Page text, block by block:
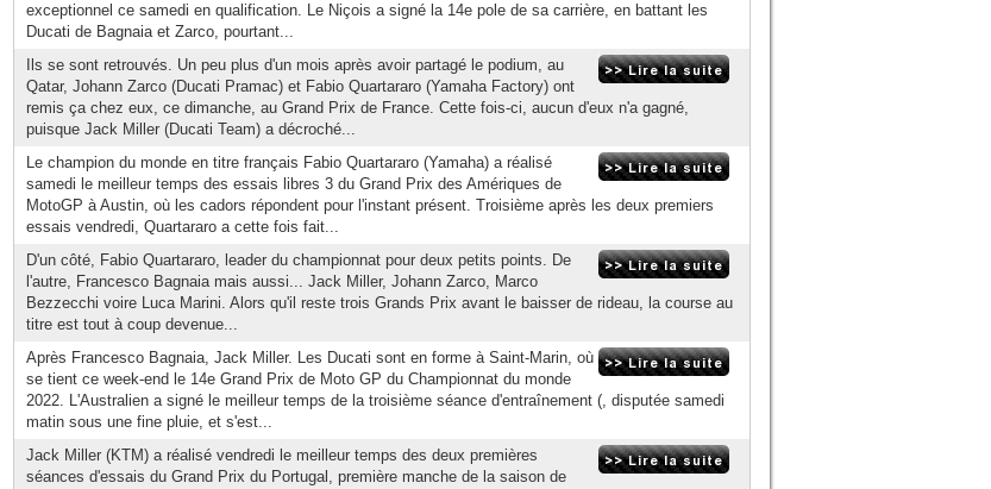
exceptionnel ce samedi en qualification. Le Niçois a signé la 14e pole de sa carrière, en battant les
Ducati de Bagnaia et Zarco, pourtant...
Ils se sont retrouvés. Un peu plus d'un mois après avoir partagé le podium, au
Qatar, Johann Zarco (Ducati Pramac) et Fabio Quartararo (Yamaha Factory) ont
remis ça chez eux, ce dimanche, au Grand Prix de France. Cette fois-ci, aucun d'eux n'a gagné,
puisque Jack Miller (Ducati Team) a décroché...
Le champion du monde en titre français Fabio Quartararo (Yamaha) a réalisé
samedi le meilleur temps des essais libres 3 du Grand Prix des Amériques de
MotoGP à Austin, où les cadors répondent pour l'instant présent. Troisième après les deux premiers
essais vendredi, Quartararo a cette fois fait...
D'un côté, Fabio Quartararo, leader du championnat pour deux petits points. De
l'autre, Francesco Bagnaia mais aussi... Jack Miller, Johann Zarco, Marco
Bezzecchi voire Luca Marini. Alors qu'il reste trois Grands Prix avant le baisser de rideau, la course au
titre est tout à coup devenue...
Après Francesco Bagnaia, Jack Miller. Les Ducati sont en forme à Saint-Marin, où
se tient ce week-end le 14e Grand Prix de Moto GP du Championnat du monde
2022. L'Australien a signé le meilleur temps de la troisième séance d'entraînement (, disputée samedi
matin sous une fine pluie, et s'est...
Jack Miller (KTM) a réalisé vendredi le meilleur temps des deux premières
séances d'essais du Grand Prix du Portugal, première manche de la saison de